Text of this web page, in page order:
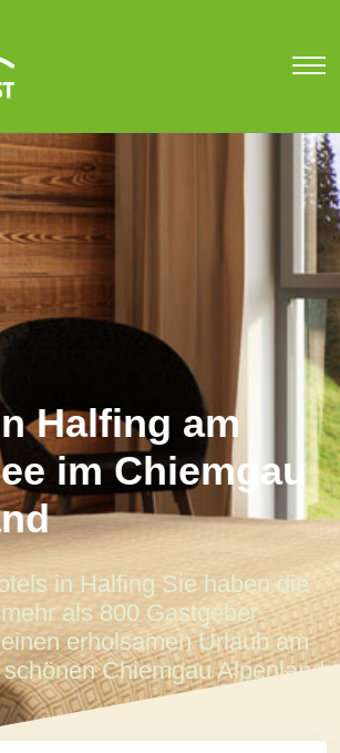
Halfing am
im Chiemgau
in Halfing Sie haben die
als 800 Gastgeber
erholsamen Urlaub am
Chiemgau Alpenland